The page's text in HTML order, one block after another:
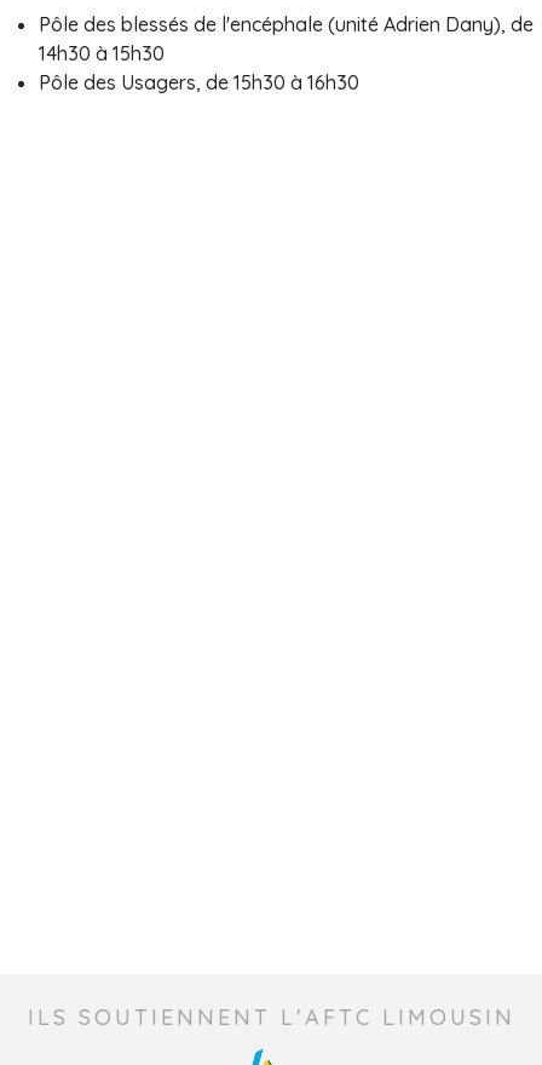
Pôle des blessés de l'encéphale (unité Adrien Dany), de
14h30 à 15h30
Pôle des Usagers, de 15h30 à 16h30
ILS SOUTIENNENT L'AFTC LIMOUSIN